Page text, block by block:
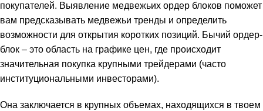
покупателей. Выявление медвежьих ордер блоков поможет
вам предсказывать медвежьи тренды и определить
возможности для открытия коротких позиций. Бычий ордер-
блок – это область на графике цен, где происходит
значительная покупка крупными трейдерами (часто
институциональными инвесторами).
Она заключается в крупных объемах, находящихся в твоем